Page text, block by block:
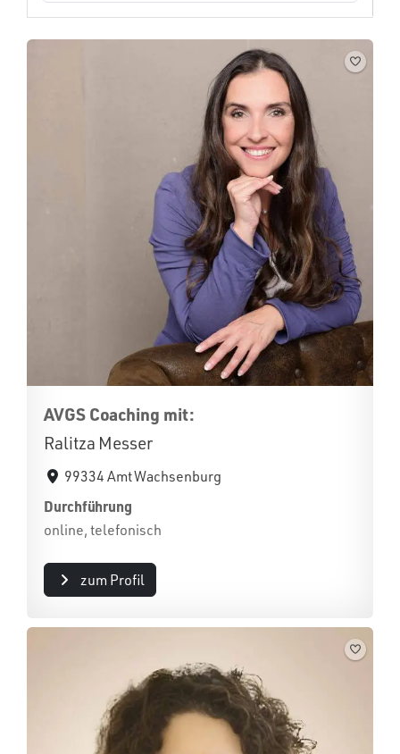
AVGS Coaching mit:
Ralitza Messer
99334 Amt Wachsenburg
Durchführung
online, telefonisch
zum Profil